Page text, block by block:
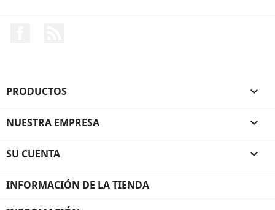
PRODUCTOS 
NUESTRA EMPRESA 
SU CUENTA 
INFORMACIÓN DE LA TIENDA